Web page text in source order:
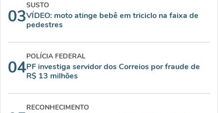
03
SUSTO
VÍDEO: moto atinge bebê em triciclo na faixa de
pedestres
04
POLÍCIA FEDERAL
PF investiga servidor dos Correios por fraude de
R$ 13 milhões
RECONHECIMENTO